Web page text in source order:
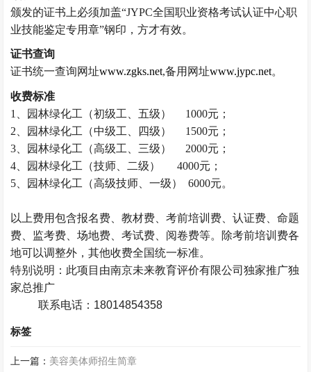
颁发的证书上必须加盖“JYPC全国职业资格考试认证中心职
业技能鉴定专用章”钢印，方才有效。
证书查询
证书统一查询网址www.zgks.net,备用网址www.jypc.net。
收费标准
1、 园林绿化工 （初级工、五级）
1000元；
2、 园林绿化工 （中级工、四级）
1500元；
3、 园林绿化工 （高级工、三级）
2000元；
4、 园林绿化工 （技师、二级）
4000元；
5、 园林绿化工 （高级技师、一级） 6000元。
以上费用包含报名费、教材费、考前培训费 、认证费、命题
费、监考费、场地费、考试费、阅卷费等。除考前培训费各
地可以调整外，其他收费全国统一标准。
特别说明：此项目由南京未来教育评价有限公司独家推广独
家总推广
联系电话：18014854358
标签
上一篇： 美容美体师招生简章